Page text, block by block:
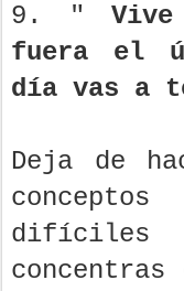
9. "
fuera el
día vas a
Deja de